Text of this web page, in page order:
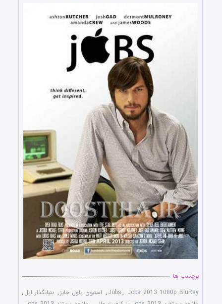
برچسب ها
Jobs, Jobs 2013 1080p BluRay
, استیون پاول جابز , بنیانگذار اپل ,